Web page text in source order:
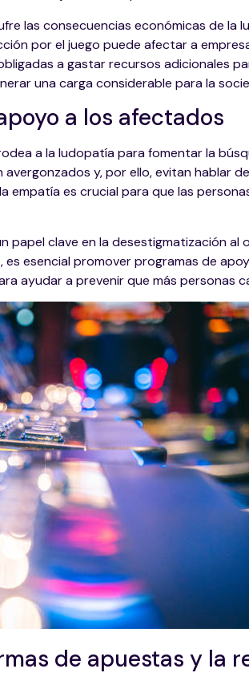
las consecuencias económicas de la
por el juego puede afectar a
a gastar recursos adicionales
una carga considerable para la
a los afectados
a la ludopatía para fomentar la
y, por ello, evitan hablar
empatía es crucial para que las
papel clave en la desestigmatización
es esencial promover programas de
ayudar a prevenir que más personas
de apuestas y la